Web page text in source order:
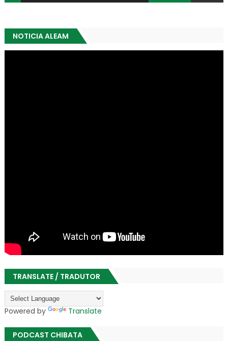
NOTICIA ALEAM
TRANSLATE / TRADUTOR
Powered by Translate
PODCAST CHIBATA